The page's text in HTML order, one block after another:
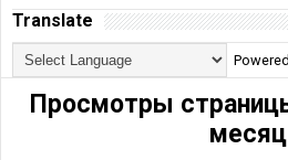
Translate
Просмотры
месяц